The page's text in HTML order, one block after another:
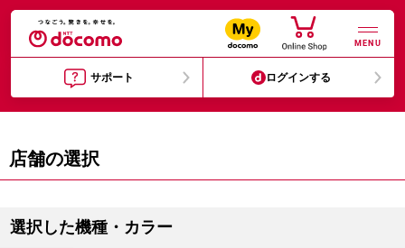
MENU
サポート ログインする
店舗の選択
選択した機種・カラー